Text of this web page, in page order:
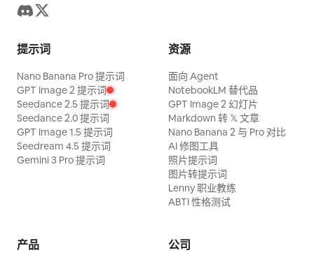
提示词
Nano Banana Pro 提示词
GPT Image 2 提示词
Seedance 2.5 提示词
Seedance 2.0 提示词
GPT Image 1.5 提示词
Seedream 4.5 提示词
Gemini 3 Pro 提示词
资源
面向 Agent
NotebookLM 替代品
GPT Image 2 幻灯片
Markdown 转 𝕏 文章
Nano Banana 2 与 Pro 对比
AI 修图工具
照片提示词
图片转提示词
Lenny 职业教练
ABTI 性格测试
产品 公司